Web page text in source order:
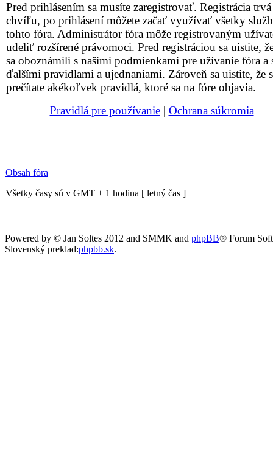
Pred prihlásením sa musíte zaregistrovať. Registrácia
chvíľu, po prihlásení môžete začať využívať všetky
tohto fóra. Administrátor fóra môže registrovaným
udeliť rozšírené právomoci. Pred registráciou sa uistite,
sa oboznámili s našimi podmienkami pre užívanie fóra a
ďalšími pravidlami a ujednaniami. Zároveň sa uistite, že
prečítate akékoľvek pravidlá, ktoré sa na fóre objavia.
Pravidlá pre používanie| Ochrana súkromia
Obsah fóra
Všetky časy sú v GMT + 1 hodina [ letný čas ]
Powered by © Jan Soltes 2012 and SMMK and phpBB® Forum
Slovenský preklad:phpbb.sk.